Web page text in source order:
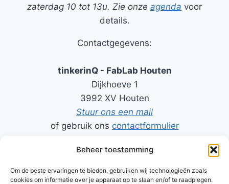
Beheer toestemming
Om de beste ervaringen te bieden, gebruiken wij technologieën zoals
cookies om informatie over je apparaat op te slaan en/of te raadplegen.
zaterdag 10 tot 13u. Zie onze agenda voor
details.
Contactgegevens:
tinkerinQ - FabLab Houten
Dijkhoeve 1
3992 XV Houten
Stuur ons een mail
of gebruik ons contactformulier
06-50206464 - Rob
06-52494411 - Harry